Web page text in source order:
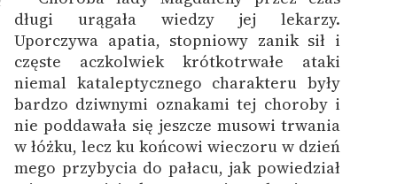
długi urągała wiedzy jej lekarzy.
Uporczywa apatia, stopniowy zanik sił i
częste aczkolwiek krótkotrwałe ataki
niemal kataleptycznego charakteru były
bardzo dziwnymi oznakami tej choroby i
nie poddawała się jeszcze musowi trwania
w łóżku, lecz ku końcowi wieczoru w dzień
mego przybycia do pałacu, jak powiedział